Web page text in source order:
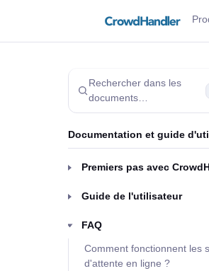
Rechercher dans les
documents…
Documentation et guide
Premiers pas avec
Guide de l'utilisateur
FAQ
Comment fonctionnent les
d'attente en ligne ?